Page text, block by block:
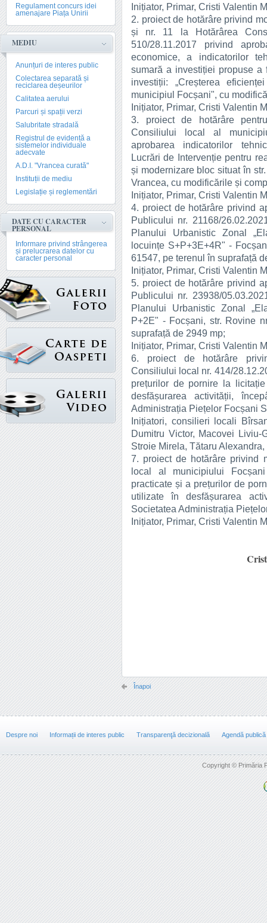
Regulament concurs idei
amenajare Piața Unirii
MEDIU
Anunțuri de interes public
Colectarea separată și
reciclarea deșeurilor
Calitatea aerului
Parcuri și spații verzi
Salubritate stradală
Registrul de evidență a
sistemelor individuale
adecvate
A.D.I. "Vrancea curată"
Instituții de mediu
Legislație și reglementări
DATE CU CARACTER
PERSONAL
Informare privind strângerea
și prelucrarea datelor cu
caracter personal
Inițiator, Primar, Cristi Valentin
2. proiect de hotărâre privind
și nr. 11 la Hotărârea
510/28.11.2017 privind
economice, a indicatorilor
sumară a investiției propuse
investiții: „Creșterea
municipiul Focșani", cu
Inițiator, Primar, Cristi Valentin
3. proiect de hotărâre
Consiliului local al
aprobarea indicatorilor
Lucrări de Intervenție pentru
și modernizare bloc situat în
Vrancea, cu modificările și
Inițiator, Primar, Cristi Valentin
4. proiect de hotărâre privind
Publicului nr. 21168/
Planului Urbanistic Zonal
locuințe S+P+3E+4R" -
61547, pe terenul în suprafață
Inițiator, Primar, Cristi Valentin
5. proiect de hotărâre privind
Publicului nr. 23938/
Planului Urbanistic Zonal
P+2E" - Focșani, str. Rovine
suprafață de 2949 mp;
Inițiator, Primar, Cristi Valentin
6. proiect de hotărâre
Consiliului local nr. 414/
prețurilor de pornire la
desfășurarea activității,
Administrația Piețelor Focșani
Inițiatori, consilieri locali
Dumitru Victor, Macovei
Stroie Mirela, Tătaru
7. proiect de hotărâre privind
local al municipiului
practicate și a prețurilor de
utilizate în desfășurarea
Societatea Administrația
Inițiator, Primar, Cristi Valentin
Înapoi
Despre noi Informații de interes public Transparenţă decizională Agendă publică
Copyright © Primăria